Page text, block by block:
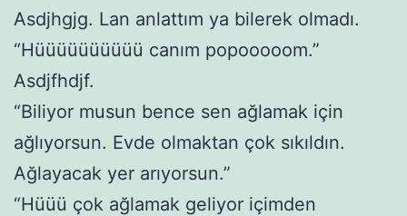
Asdjhgjg. Lan anlattım ya bilerek olmadı.
“Hüüüüüüüüüü canım popooooom.”
Asdjfhdjf.
“Biliyor musun bence sen ağlamak için
ağlıyorsun. Evde olmaktan çok sıkıldın.
Ağlayacak yer arıyorsun.”
“Hüüü çok ağlamak geliyor içimden